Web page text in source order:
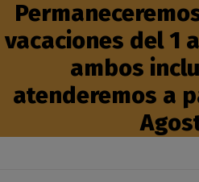
vacaciones del 1
ambos
atenderemos a